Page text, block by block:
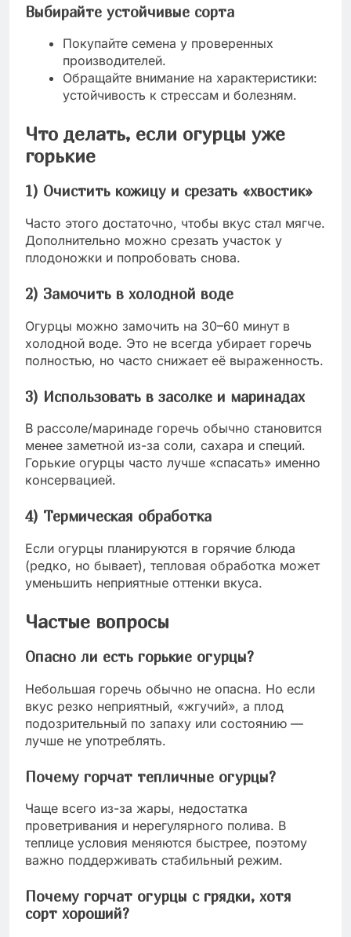
Выбирайте устойчивые сорта
Покупайте семена у проверенных
производителей.
Обращайте внимание на характеристики:
устойчивость к стрессам и болезням.
Что делать, если огурцы уже
горькие
1) Очистить кожицу и срезать «хвостик»
Часто этого достаточно, чтобы вкус стал мягче.
Дополнительно можно срезать участок у
плодоножки и попробовать снова.
2) Замочить в холодной воде
Огурцы можно замочить на 30–60 минут в
холодной воде. Это не всегда убирает горечь
полностью, но часто снижает её выраженность.
3) Использовать в засолке и маринадах
В рассоле/маринаде горечь обычно становится
менее заметной из-за соли, сахара и специй.
Горькие огурцы часто лучше «спасать» именно
консервацией.
4) Термическая обработка
Если огурцы планируются в горячие блюда
(редко, но бывает), тепловая обработка может
уменьшить неприятные оттенки вкуса.
Частые вопросы
Опасно ли есть горькие огурцы?
Небольшая горечь обычно не опасна. Но если
вкус резко неприятный, «жгучий», а плод
подозрительный по запаху или состоянию —
лучше не употреблять.
Почему горчат тепличные огурцы?
Чаще всего из-за жары, недостатка
проветривания и нерегулярного полива. В
теплице условия меняются быстрее, поэтому
важно поддерживать стабильный режим.
Почему горчат огурцы с грядки, хотя
сорт хороший?